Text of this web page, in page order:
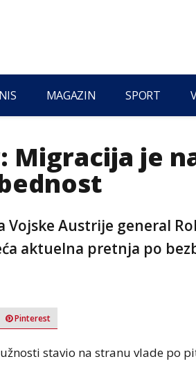
MAGAZIN SPORT
Migracija je
Vojske Austrije general
aktuelna pretnja po
Pinterest
stavio na stranu vlade po